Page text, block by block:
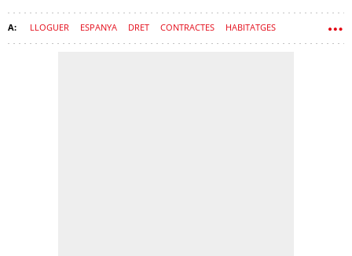
LLOGUER ESPANYA DRET CONTRACTES HABITATGES